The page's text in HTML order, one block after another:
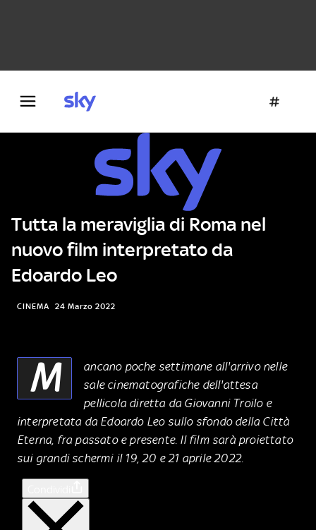
Tutta la meraviglia di Roma nel
nuovo film interpretato da
Edoardo Leo
CINEMA 24 Marzo 2022
M
ancano poche settimane all'arrivo nelle
sale cinematografiche dell'attesa
pellicola diretta da Giovanni Troilo e
interpretata da Edoardo Leo sullo sfondo della Città
Eterna, fra passato e presente. Il film sarà proiettato
sui grandi schermi il 19, 20 e 21 aprile 2022.